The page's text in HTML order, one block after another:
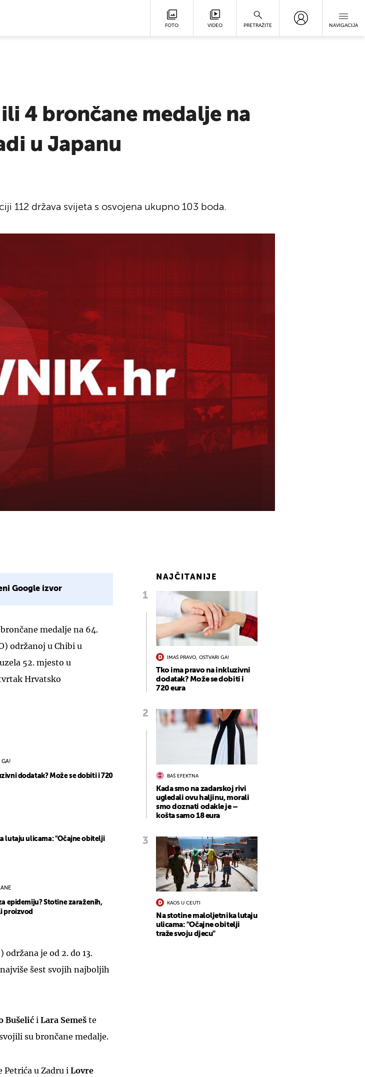
FOTO VIDEO PRETRAŽITE NAVIGACIJA
4 brončane medalje na
u Japanu
112 država svijeta s osvojena ukupno 103 boda.
Google izvor
medalje na 64.
održanoj u Chibi u
52. mjesto u
Hrvatsko
GA!
dodatak? Može se dobiti i 720
lutaju ulicama: "Očajne obitelji
epidemiju? Stotine zaraženih,
proizvod
je od 2. do 13.
najviše šest svojih najboljih
Bušelić i Lara Semeš te
su brončane medalje.
Petrića u Zadru iLovre
NAJČITANIJE
IMAŠ PRAVO, OSTVARI GA!
Tko ima pravo na inkluzivni
dodatak? Može se dobiti i
720 eura
BAŠ EFEKTNA
Kada smo na zadarskoj rivi
ugledali ovu haljinu, morali
smo doznati odakle je –
košta samo 18 eura
KAOS U CEUTI
Na stotine maloljetnika lutaju
ulicama: "Očajne obitelji
traže svoju djecu"